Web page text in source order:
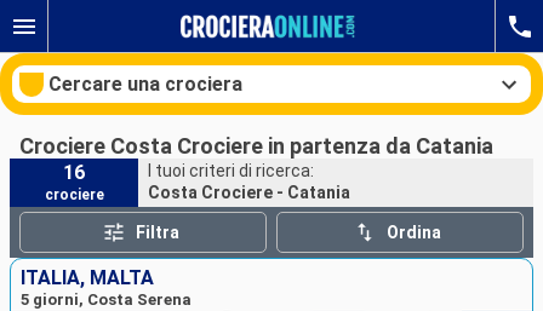
Cercare una crociera
Le nostre destinazioni
Mesi di partenza
Crociere Costa Crociere in partenza da Catania
16
crociere
I tuoi criteri di ricerca:
Costa Crociere - Catania
Filtra Ordina
ITALIA, MALTA
5 giorni, Costa Serena